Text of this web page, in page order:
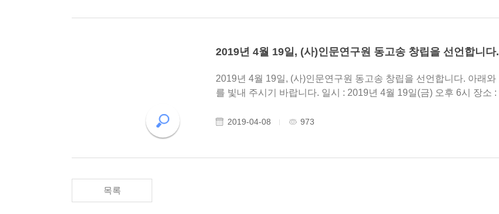
2019년 4월 19일, (사)인문연구원 동고송 창립을 선언합니다.
2019년 4월 19일, (사)인문연구원 동고송 창립을 선언합니다. 아래와 같이 창립 총회를 개최하오니 귀한 걸음으로 자리
를 빛내 주시기 바랍니다. 일시 : 2019년 4월 19일(금) 오후 6시 장소 : 오월의 숲 (아래 지도를 참고해 주세요.) 1부행사 :
2019-04-08 973
목록